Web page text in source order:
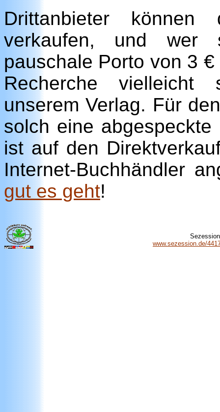
Drittanbieter
verkaufen, und wer
pauschale Porto von 3
Recherche
unserem Verlag. Für
solch eine
ist auf den
Internet-Buchhändler
gut es geht!
www.sezession.de/